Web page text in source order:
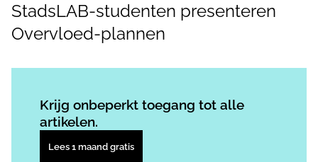
StadsLAB-studenten presenteren
Overvloed-plannen
Krijg onbeperkt toegang tot alle
artikelen.
Lees 1 maand gratis